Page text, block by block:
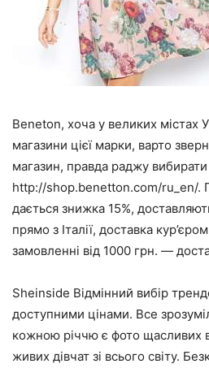
Beneton, хоча у великих містах
магазини цієї марки, варто
магазин, правда раджу
http://shop.benetton.com/ru_en/.
дається знижка 15%,
прямо з Італії, доставка
замовленні від 1000 грн. —
Sheinside Відмінний вибір
доступними цінами. Все
кожною річчю є фото щасливих
живих дівчат зі всього світу.